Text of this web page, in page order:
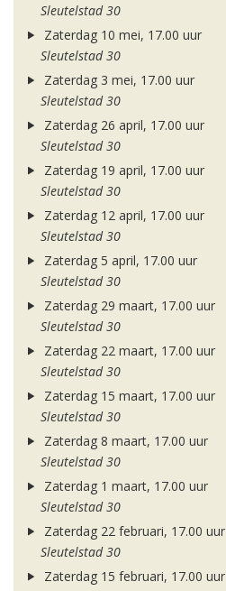
Sleutelstad 30
Zaterdag 10 mei, 17.00 uur
Sleutelstad 30
Zaterdag 3 mei, 17.00 uur
Sleutelstad 30
Zaterdag 26 april, 17.00 uur
Sleutelstad 30
Zaterdag 19 april, 17.00 uur
Sleutelstad 30
Zaterdag 12 april, 17.00 uur
Sleutelstad 30
Zaterdag 5 april, 17.00 uur
Sleutelstad 30
Zaterdag 29 maart, 17.00 uur
Sleutelstad 30
Zaterdag 22 maart, 17.00 uur
Sleutelstad 30
Zaterdag 15 maart, 17.00 uur
Sleutelstad 30
Zaterdag 8 maart, 17.00 uur
Sleutelstad 30
Zaterdag 1 maart, 17.00 uur
Sleutelstad 30
Zaterdag 22 februari, 17.00 uur
Sleutelstad 30
Zaterdag 15 februari, 17.00 uur